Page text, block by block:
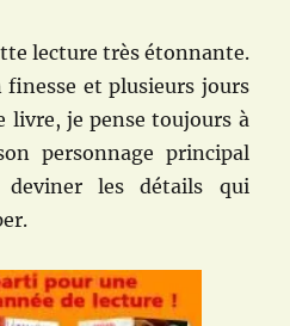
lecture très étonnante.
et plusieurs jours
livre, je pense toujours à
personnage principal
deviner les détails qui